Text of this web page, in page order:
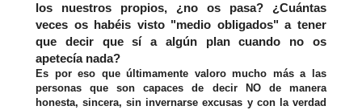
los nuestros propios, ¿no os pasa? ¿Cuántas
veces os habéis visto "medio obligados" a tener
que decir que sí a algún plan cuando no os
apetecía nada?
Es por eso que últimamente valoro mucho más a las
personas que son capaces de decir NO de manera
honesta, sincera, sin invernarse excusas y con la verdad